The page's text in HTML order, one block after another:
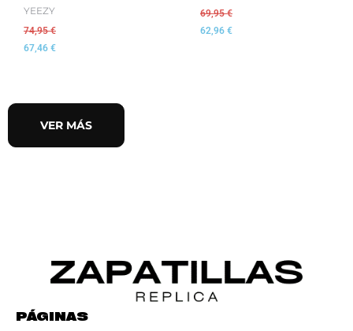
YEEZY
74,95€
67,46 €
69,95€
62,96 €
VER MÁS
PÁGINAS